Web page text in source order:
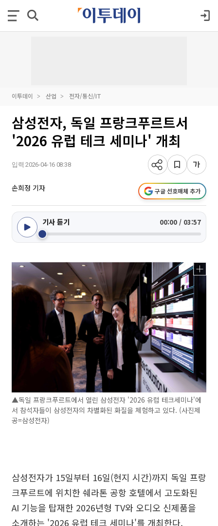
이투데이 산업 전자/통신/IT
삼성전자, 독일 프랑크푸르트서
'2026 유럽 테크 세미나' 개최
입력 2026-04-16 08:38
손희정 기자 구글 선호매체 추가
기사 듣기 00:00 / 03:57
▲독일 프랑크푸르트에서 열린 삼성전자 '2026 유럽 테크세미나'에
서 참석자들이 삼성전자의 차별화된 화질을 체험하고 있다. (사진제
공=삼성전자)
삼성전자가 15일부터 16일(현지 시간)까지 독일 프랑
크푸르트에 위치한 쉐라톤 공항 호텔에서 고도화된
AI 기능을 탑재한 2026년형 TV와 오디오 신제품을
소개하는 '2026 유럽 테크 세미나'를 개최한다.